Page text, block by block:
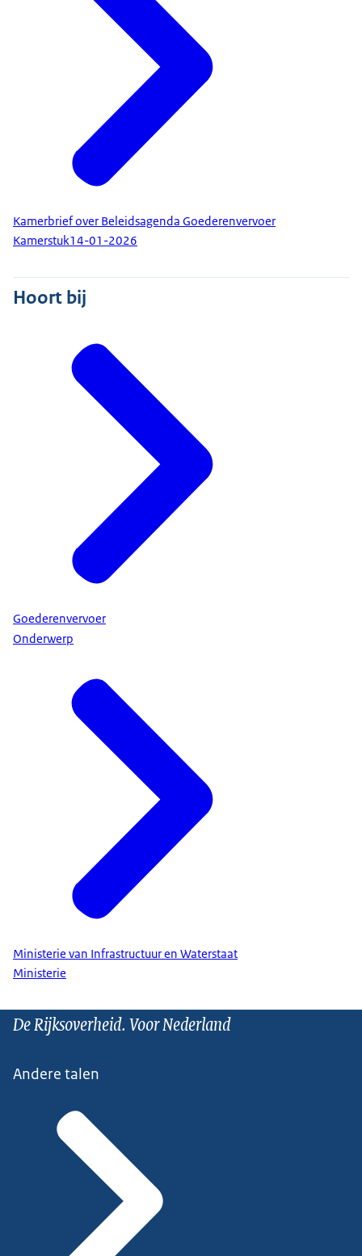
Kamerbrief over Beleidsagenda Goederenvervoer
Kamerstuk14-01-2026
Hoort bij
Goederenvervoer
Onderwerp
Ministerie van Infrastructuur en Waterstaat
Ministerie
De Rijksoverheid. Voor Nederland
Andere talen